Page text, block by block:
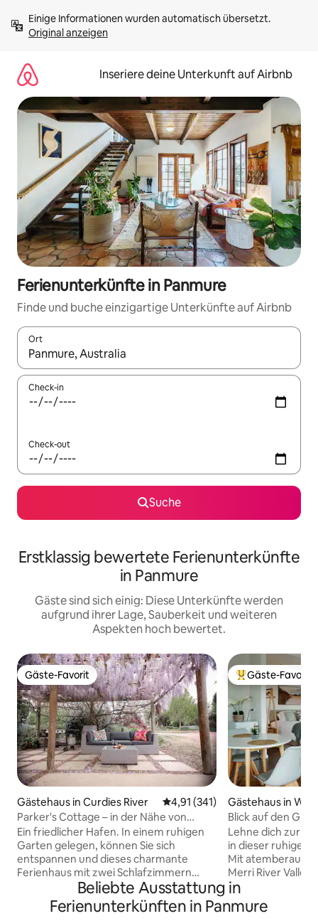
Inhalten
springenOriginal anzeigen
Inseriere deine Unterkunft auf Airbnb
Ferienunterkünfte in Panmure
Finde und buche einzigartige Unterkünfte auf Airbnb
Ort
Wenn Ergebnisse verfügbar sind, navigiere mit den
Check-in
Check-out
Suche
Erstklassig bewertete Ferienunterkünfte
in Panmure
Gäste sind sich einig: Diese Unterkünfte werden
aufgrund ihrer Lage, Sauberkeit und weiteren
Aspekten hoch bewertet.
Gäste-Favorit
Gäste-Favorit
Gästehaus in Curdies River Durchschnittliche Bewertung:
4,91 (341)
Parker's Cottage – in der Nähe von
Timboon und GOR
Ein friedlicher Hafen. In einem ruhigen
Garten gelegen, können Sie sich
entspannen und dieses charmante
Ferienhaus mit zwei Schlafzimmern
genießen, das es als wunderbaren
Ausgangspunkt für die Erkundung von
Timboon und der Great Ocean Road
Beliebter Gäste-
Gäste-Favorit
Gästehaus in
Blick auf den
Lehne dich
in dieser
Mit
Merri River
Views wirst du
Gelassenheit
Studiowohnung verlieben.
Beliebte Ausstattung in
Ferienunterkünften in Panmure